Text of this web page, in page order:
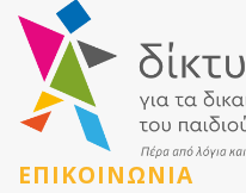
ΕΠΙΚΟΙΝΩΝΙΑ